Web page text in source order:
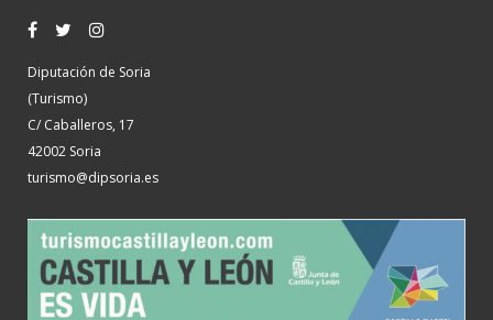
Diputación de Soria
(Turismo)
C/ Caballeros, 17
42002 Soria
turismo@dipsoria.es